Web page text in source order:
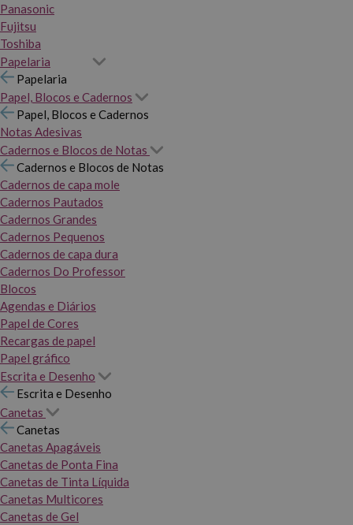
Panasonic
Fujitsu
Toshiba
Papelaria
Papelaria
Papel, Blocos e Cadernos
Papel, Blocos e Cadernos
Notas Adesivas
Cadernos e Blocos de Notas
Cadernos e Blocos de Notas
Cadernos de capa mole
Cadernos Pautados
Cadernos Grandes
Cadernos Pequenos
Cadernos de capa dura
Cadernos Do Professor
Blocos
Agendas e Diários
Papel de Cores
Recargas de papel
Papel gráfico
Escrita e Desenho
Escrita e Desenho
Canetas
Canetas
Canetas Apagáveis
Canetas de Ponta Fina
Canetas de Tinta Líquida
Canetas Multicores
Canetas de Gel